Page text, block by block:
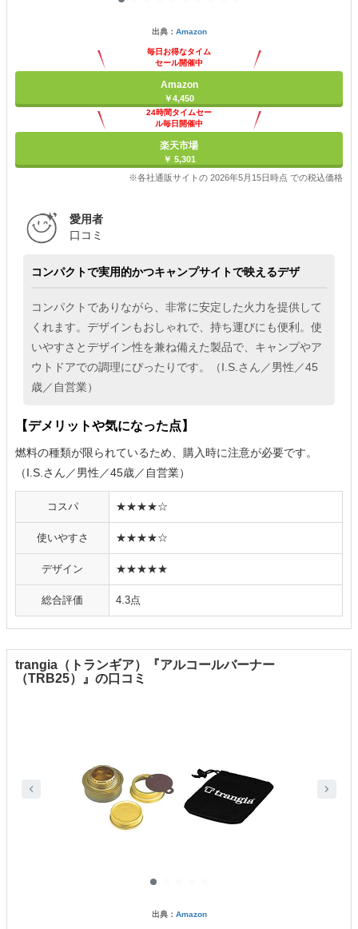
出典： Amazon
毎日お得なタイム
セール開催中
Amazon
￥4,450
24時間タイムセー
ル毎日開催中
楽天市場
￥ 5,301
※各社通販サイトの 2026年5月15日時点 での税込価格
愛用者
口コミ
コンパクトで実用的かつキャンプサイトで映えるデザ
コンパクトでありながら、非常に安定した火力を提供して
くれます。デザインもおしゃれで、持ち運びにも便利。使
いやすさとデザイン性を兼ね備えた製品で、キャンプやア
ウトドアでの調理にぴったりです。（I.S.さん／男性／45
歳／自営業）
【デメリットや気になった点】
燃料の種類が限られているため、購入時に注意が必要です。
（I.S.さん／男性／45歳／自営業）
コスパ ★★★★☆
使いやすさ ★★★★☆
デザイン ★★★★★
総合評価 4.3点
trangia（トランギア）『アルコールバーナー
（TRB25）』の口コミ
出典： Amazon